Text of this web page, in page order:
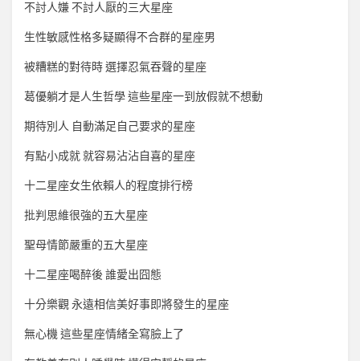
不討人嫌 不討人厭的三大星座
生性敏感性格多疑顯得不合群的星座男
被糟糕的對待時 選擇忍氣吞聲的星座
葛優躺才是人生哲學 這些星座一到放假就不想動
期待別人 自動滿足自己要求的星座
有點小成就 就容易沾沾自喜的星座
十二星座女生依賴人的程度排行榜
批判思維很強的五大星座
聖母情節嚴重的五大星座
十二星座喝醉後 誰愛出囧態
十分樂觀 永遠相信美好事即將發生的星座
無心機 這些星座情緒全寫臉上了